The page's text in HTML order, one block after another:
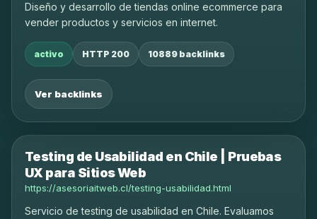
Diseño y desarrollo de tiendas online ecommerce para
vender productos y servicios en internet.
activo HTTP 200 10889 backlinks
Ver backlinks
Testing de Usabilidad en Chile | Pruebas
UX para Sitios Web
https://asesoriaitweb.cl/testing-usabilidad.html
Servicio de testing de usabilidad en Chile. Evaluamos